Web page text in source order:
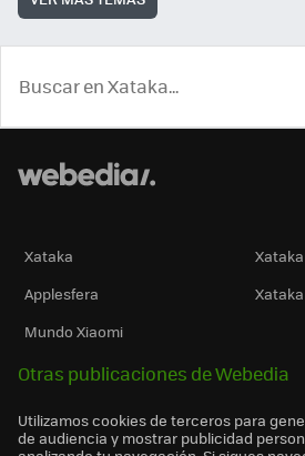
Xataka
Applesfera
Mundo Xiaomi
Otras publicaciones de Webedia
Utilizamos cookies de terceros para
de audiencia y mostrar publicidad